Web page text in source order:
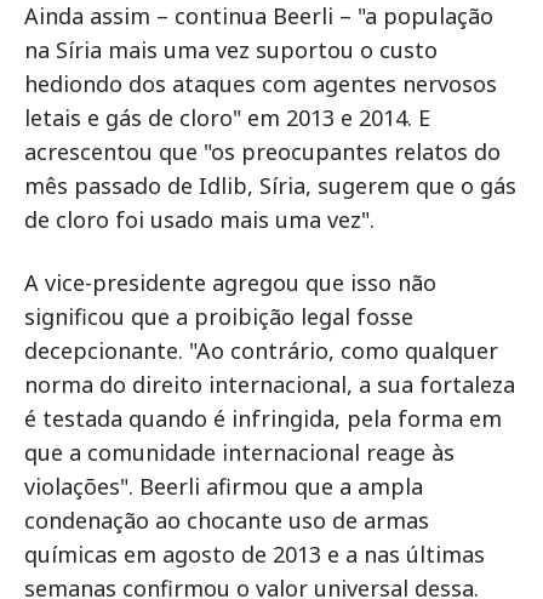
Ainda assim – continua Beerli – "a população
na Síria mais uma vez suportou o custo
hediondo dos ataques com agentes nervosos
letais e gás de cloro" em 2013 e 2014. E
acrescentou que "os preocupantes relatos do
mês passado de Idlib, Síria, sugerem que o gás
de cloro foi usado mais uma vez".
A vice-presidente agregou que isso não
significou que a proibição legal fosse
decepcionante. "Ao contrário, como qualquer
norma do direito internacional, a sua fortaleza
é testada quando é infringida, pela forma em
que a comunidade internacional reage às
violações". Beerli afirmou que a ampla
condenação ao chocante uso de armas
químicas em agosto de 2013 e a nas últimas
semanas confirmou o valor universal dessa.